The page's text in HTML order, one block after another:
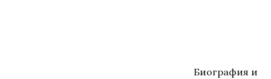
Биография и